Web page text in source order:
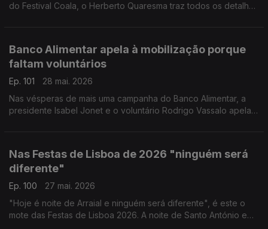
do Festival Coala, o Herberto Quaresma traz todos os detalhes
Banco Alimentar apela à mobilização porque
faltam voluntários
Ep. 101
28 mai. 2026
Nas vésperas de mais uma campanha do Banco Alimentar, a
presidente Isabel Jonet e o voluntário Rodrigo Vassalo apelam
Nas Festas de Lisboa de 2026 "ninguém será
diferente"
Ep. 100
27 mai. 2026
"Hoje é noite de Arraial e ninguém será diferente", é este o
mote das Festas de Lisboa 2026. A noite de Santo António e